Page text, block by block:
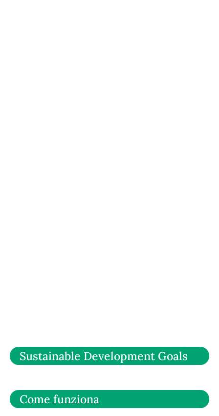
Sustainable Development Goals
Come funziona